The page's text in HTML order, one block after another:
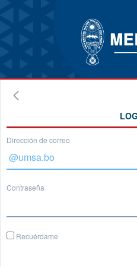
Dirección de correo
Contraseña
Recuérdame